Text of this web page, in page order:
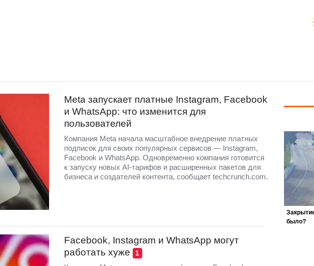
Meta запускает платные Instagram, Facebook
и WhatsApp: что изменится для
пользователей
Компания Meta начала масштабное внедрение платных
подписок для своих популярных сервисов — Instagram,
Facebook и WhatsApp. Одновременно компания готовится
к запуску новых AI-тарифов и расширенных пакетов для
бизнеса и создателей контента, сообщает techcrunch.com.
Facebook, Instagram и WhatsApp могут
работать хуже
1